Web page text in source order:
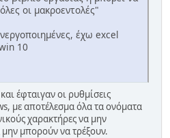
οι μακροεντολές"
έχω excel
10
έφταιγαν οι ρυθμίσεις
με αποτέλεσμα όλα τα ονόματα
χαρακτήρες να μην
μπορούν να τρέξουν.